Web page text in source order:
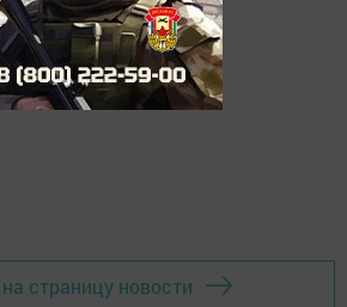
страницу новости